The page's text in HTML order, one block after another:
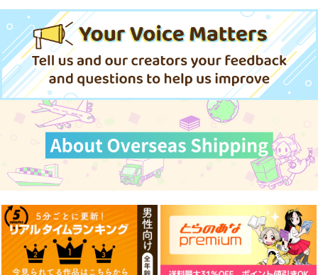
カート カート カート
神座万象・第十四機
関
2,178円（税込）
オリジナル
巡り合う」絵師100人
展 16 大阪展 前売り券
産経新聞社
1,300 円（税込）
オリジナル
星」絵師100人
展 16 大阪展 前売り券
産経新聞社
1,300 （税込）
オリジナル
m.m.m.
3,144円（税込）
サンプル
作品詳細
3,144円（税込）
サンプル
m.m.m.
1,887円 （税込）
サンプル
作品詳細